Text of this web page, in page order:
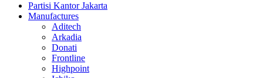
Partisi Kantor Jakarta
Manufactures
Aditech
Arkadia
Donati
Frontline
Highpoint